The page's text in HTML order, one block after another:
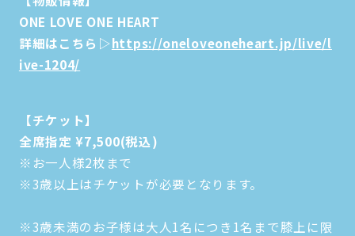
ONE LOVE ONE HEART
詳細はこちら▷https://oneloveoneheart.jp/live/l
ive-1204/
【チケット】
全席指定 ¥7,500(税込)
※お一人様2枚まで
※3歳以上はチケットが必要となります。
※3歳未満のお子様は大人1名につき1名まで膝上に限